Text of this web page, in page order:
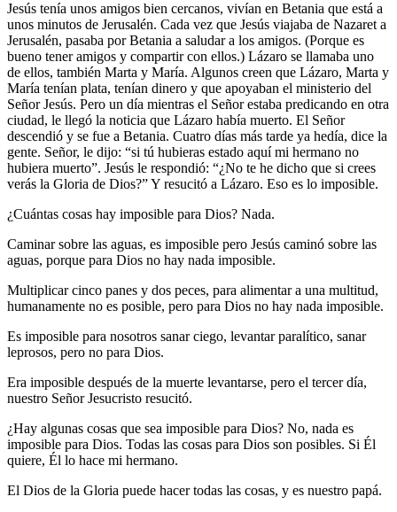
Jesús tenía unos amigos bien cercanos, vivían en Betania que está a
unos minutos de Jerusalén. Cada vez que Jesús viajaba de Nazaret a
Jerusalén, pasaba por Betania a saludar a los amigos. (Porque es
bueno tener amigos y compartir con ellos.) Lázaro se llamaba uno
de ellos, también Marta y María. Algunos creen que Lázaro, Marta y
María tenían plata, tenían dinero y que apoyaban el ministerio del
Señor Jesús. Pero un día mientras el Señor estaba predicando en otra
ciudad, le llegó la noticia que Lázaro había muerto. El Señor
descendió y se fue a Betania. Cuatro días más tarde ya hedía, dice la
gente. Señor, le dijo: “si tú hubieras estado aquí mi hermano no
hubiera muerto”. Jesús le respondió: “¿No te he dicho que si crees
verás la Gloria de Dios?” Y resucitó a Lázaro. Eso es lo imposible.
¿Cuántas cosas hay imposible para Dios? Nada.
Caminar sobre las aguas, es imposible pero Jesús caminó sobre las
aguas, porque para Dios no hay nada imposible.
Multiplicar cinco panes y dos peces, para alimentar a una multitud,
humanamente no es posible, pero para Dios no hay nada imposible.
Es imposible para nosotros sanar ciego, levantar paralítico, sanar
leprosos, pero no para Dios.
Era imposible después de la muerte levantarse, pero el tercer día,
nuestro Señor Jesucristo resucitó.
¿Hay algunas cosas que sea imposible para Dios? No, nada es
imposible para Dios. Todas las cosas para Dios son posibles. Si Él
quiere, Él lo hace mi hermano.
El Dios de la Gloria puede hacer todas las cosas, y es nuestro papá.